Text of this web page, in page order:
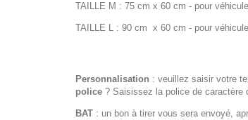
TAILLE M : 75 cm x 60 cm - pour
TAILLE L : 90 cm x 60 cm - pour
Personnalisation : veuillez saisir votre
police ? Saisissez la police de caractère
BAT : un bon à tirer vous sera envoyé,